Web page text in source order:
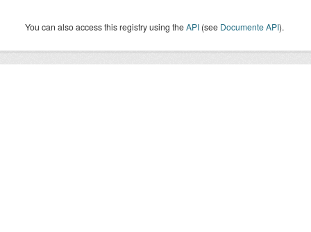
You can also access this registry using theAPI (see Documente API).